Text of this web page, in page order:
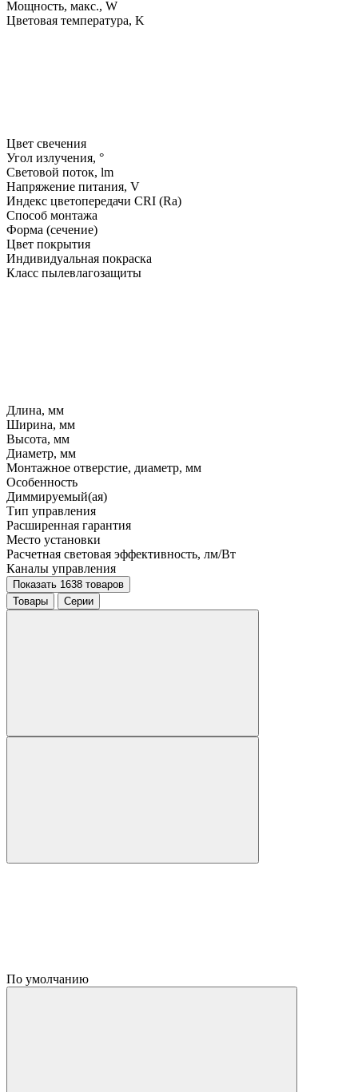
Мощность, макс., W
Цветовая температура, K
Цвет свечения
Угол излучения, °
Световой поток, lm
Напряжение питания, V
Индекс цветопередачи CRI (Ra)
Способ монтажа
Форма (сечение)
Цвет покрытия
Индивидуальная покраска
Класс пылевлагозащиты
Длина, мм
Ширина, мм
Высота, мм
Диаметр, мм
Монтажное отверстие, диаметр, мм
Особенность
Диммируемый(ая)
Тип управления
Расширенная гарантия
Место установки
Расчетная световая эффективность, лм/Вт
Каналы управления
Показать 1638 товаров
Товары
Серии
По умолчанию